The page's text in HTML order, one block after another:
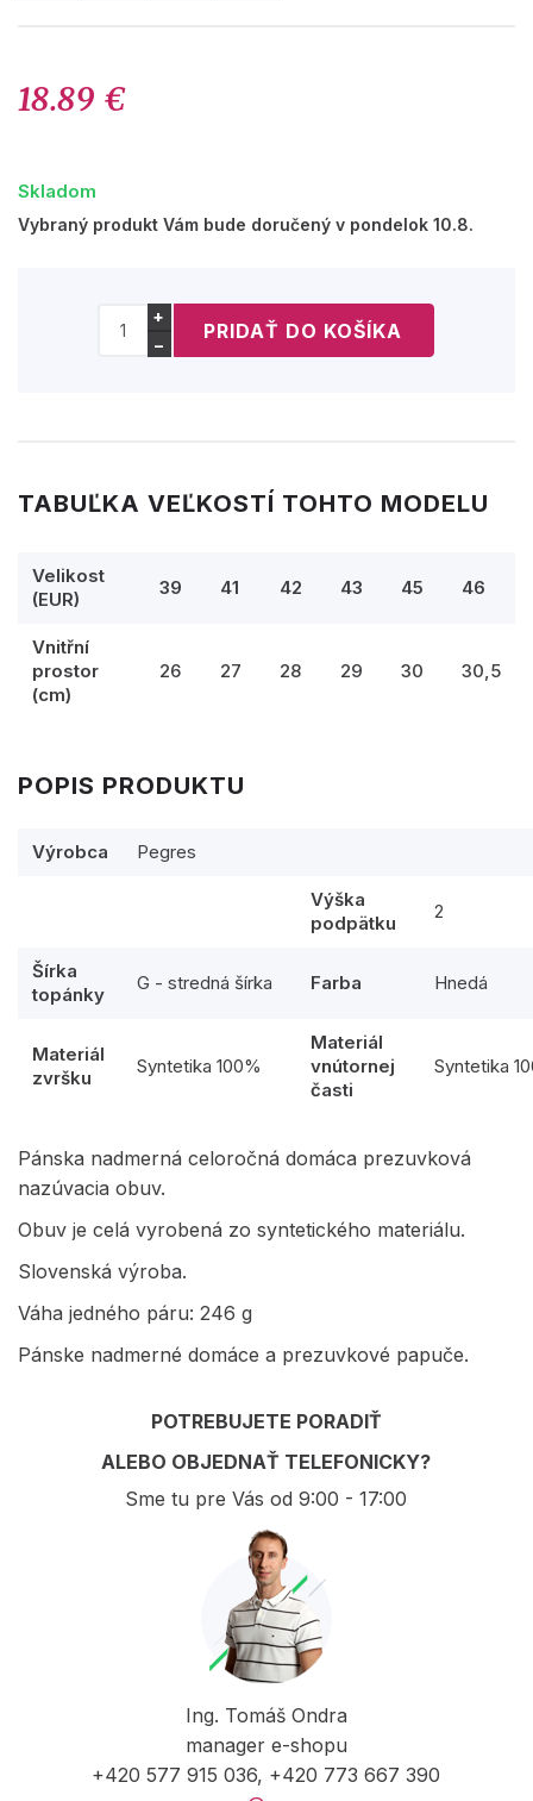
18.89 €
Skladom
Vybraný produkt Vám bude doručený v pondelok 10.8.
+
−
TABUĽKA VEĽKOSTÍ TOHTO MODELU
Velikost
(EUR)
39 41 42 43 45 46
Vnitřní
prostor
(cm)
26 27 28 29 30 30,5
POPIS PRODUKTU
Výrobca Pegres
Výška
podpätku
2
Šírka
topánky
G - stredná šírka Farba Hnedá
Materiál
zvršku
Syntetika 100%
Materiál
vnútornej
časti
Syntetika
Pánska nadmerná celoročná domáca prezuvková
nazúvacia obuv.
Obuv je celá vyrobená zo syntetického materiálu.
Slovenská výroba.
Váha jedného páru: 246 g
Pánske nadmerné domáce a prezuvkové papuče.
POTREBUJETE PORADIŤ
ALEBO OBJEDNAŤ TELEFONICKY?
Sme tu pre Vás od 9:00 - 17:00
Ing. Tomáš Ondra
manager e-shopu
+420 577 915 036, +420 773 667 390